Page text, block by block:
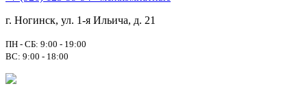
г. Ногинск, ул. 1-я Ильича, д. 21
ПН - СБ: 9:00 - 19:00
ВС: 9:00 - 18:00